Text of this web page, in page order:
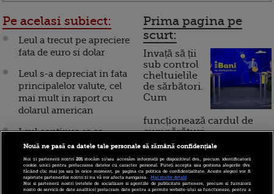
Pe acelasi subiect:
Leul a trecut pe apreciere
fata de euro si dolar
Leul s-a depreciat in fata
principalelor valute, cel
mai mult in raport cu
dolarul american
Leul continua sa se
aprecieze in fata
principalelor valute.
Euro, mai ieftin cu 0,25
bani
Prima pagina pe
scurt:
Invață să ții
sub control
cheltuielile
de sărbători.
Cum
funcționează cardul de
cumpărături
Incont , site-ul Știrile Pro
TV de informații
economice și educație
Nouă ne pasă ca datele tale personale să rămână confidențiale
Noi și partenerii noștri201stocăm și/sau accesăm informații pe dispozitivul dvs., precum identificatorii
cookie unici pentru prelucrarea datelor cu caracter personal. Puteți accepta sau gestiona alegerile dvs.
făcând clic mai jos sau în orice moment, pe pagina cu politica de confidențialitate. Aceste alegeri vor fi
raportate partenerilor noștri și nu vă vor afecta navigarea.
Mai multe detalii
Noi si partenerii nostri (retelele de socializare si agentiile de publicitate partenere, precum si furnizorii
nostri de servicii de date analitice) prelucram date pentru a permite website-ului sa functioneze, pentru a